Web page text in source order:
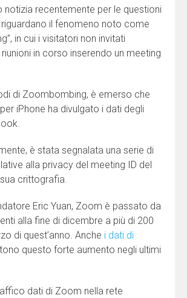
recentemente per le questioni
il fenomeno noto come
in cui i visitatori non invitati
in corso inserendo un meeting
di Zoombombing, è emerso che
iPhone ha divulgato i dati degli
è stata segnalata una serie di
alla privacy del meeting ID del
crittografia.
Eric Yuan, Zoom è passato da
alla fine di dicembre a più di 200
di quest’anno. Anche i dati di
questo forte aumento negli ultimi
dati di Zoom nella rete